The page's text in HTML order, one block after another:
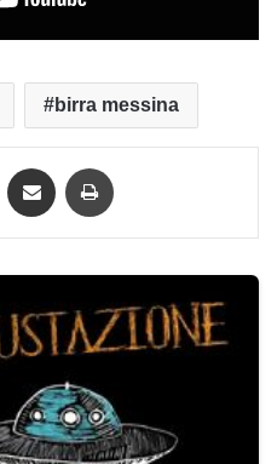
birra messina
WhatsApp Condividi via mail